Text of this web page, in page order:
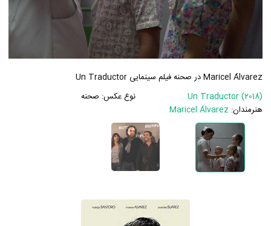
Maricel Álvarez در صحنه فیلم سینمایی Un Traductor
Un Traductor (2018)
نوع عکس: صحنه
هنرمندان:Maricel Álvarez